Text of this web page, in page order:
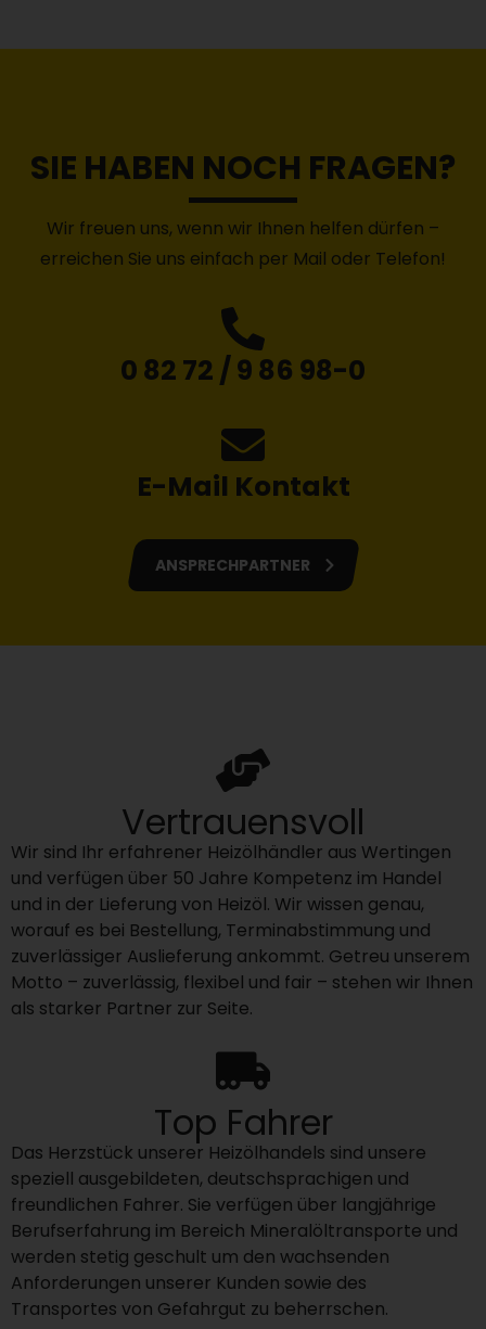
SIE HABEN NOCH FRAGEN?
Wir freuen uns, wenn wir Ihnen helfen dürfen –
erreichen Sie uns einfach per Mail oder Telefon!
0 82 72 / 9 86 98-0
E-Mail Kontakt
ANSPRECHPARTNER
Vertrauensvoll
Wir sind Ihr erfahrener Heizölhändler aus Wertingen
und verfügen über 50 Jahre Kompetenz im Handel
und in der Lieferung von Heizöl. Wir wissen genau,
worauf es bei Bestellung, Terminabstimmung und
zuverlässiger Auslieferung ankommt. Getreu unserem
Motto – zuverlässig, flexibel und fair – stehen wir Ihnen
als starker Partner zur Seite.
Top Fahrer
Das Herzstück unserer Heizölhandels sind unsere
speziell ausgebildeten, deutschsprachigen und
freundlichen Fahrer. Sie verfügen über langjährige
Berufserfahrung im Bereich Mineralöltransporte und
werden stetig geschult um den wachsenden
Anforderungen unserer Kunden sowie des
Transportes von Gefahrgut zu beherrschen.